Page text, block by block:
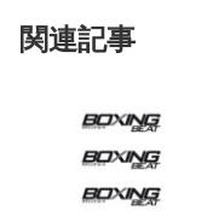
関連記事